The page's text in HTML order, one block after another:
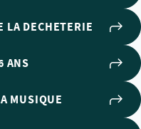
LA DECHETERIE
ANS
MUSIQUE